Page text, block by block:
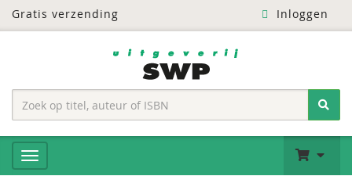
Gratis verzending Inloggen